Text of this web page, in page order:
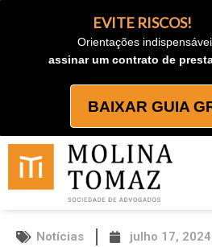
EVITE RISCOS!
Orientações
assinar um contrato de
BAIXAR GUIA
Notícias julho 17, 2024